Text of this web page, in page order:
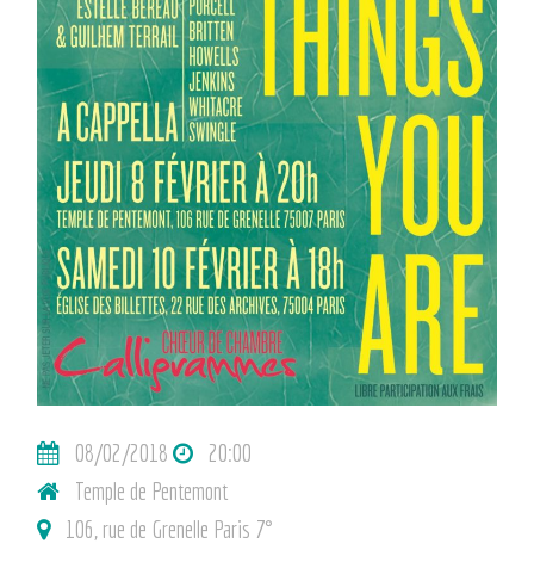
08/02/2018
20:00
Temple de Pentemont
106, rue de Grenelle Paris 7°